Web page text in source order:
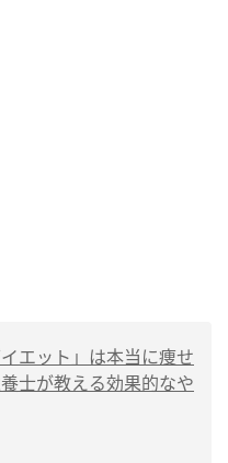
イエット」は本当に痩せ
士が教える効果的なや